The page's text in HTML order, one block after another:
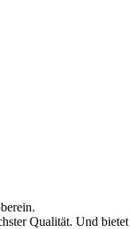
Qualität. Und